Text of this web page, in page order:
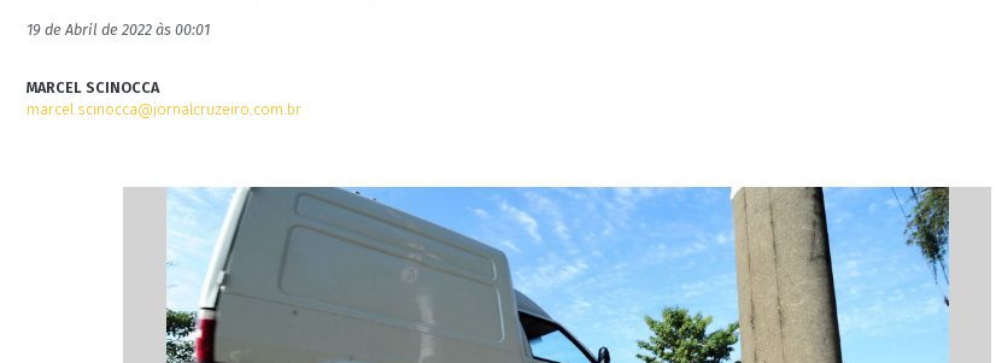
19 de Abril de 2022 às 00:01
MARCEL SCINOCCA
marcel.scinocca@jornalcruzeiro.com.br